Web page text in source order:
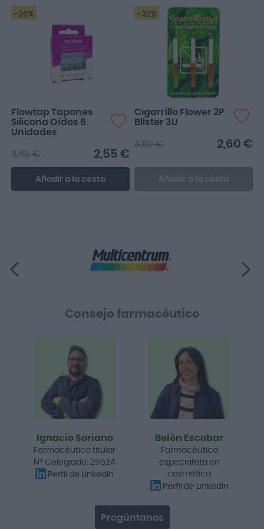
-26%
Flowtap Tapones
Silicona Oídos 6
Unidades
2,55 €
3,45 €
Añadir a la cesta
-32%
Cigarrillo Flower 2P
Blister 3U
2,60 €
3,80 €
Añadir a la cesta
Consejo farmacéutico
Ignacio Soriano
Farmacéutico titular
Nº Colegiado: 25524
Perfil de LinkedIn
Belén Escobar
Farmacéutica
especialista en
cosmética
Perfil de LinkedIn
Pregúntanos